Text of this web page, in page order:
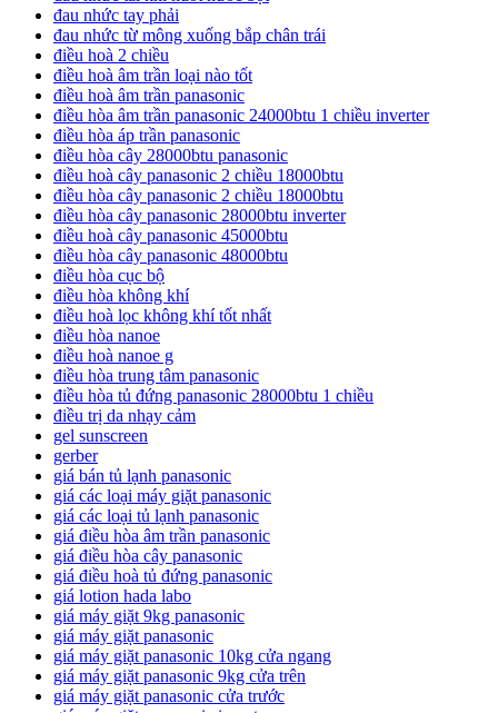
đau nhức tay phải
đau nhức từ mông xuống bắp chân trái
điều hoà 2 chiều
điều hoà âm trần loại nào tốt
điều hoà âm trần panasonic
điều hòa âm trần panasonic 24000btu 1 chiều inverter
điều hòa áp trần panasonic
điều hòa cây 28000btu panasonic
điều hoà cây panasonic 2 chiều 18000btu
điều hòa cây panasonic 2 chiều 18000btu
điều hòa cây panasonic 28000btu inverter
điều hoà cây panasonic 45000btu
điều hòa cây panasonic 48000btu
điều hòa cục bộ
điều hòa không khí
điều hoà lọc không khí tốt nhất
điều hòa nanoe
điều hoà nanoe g
điều hòa trung tâm panasonic
điều hòa tủ đứng panasonic 28000btu 1 chiều
điều trị da nhạy cảm
gel sunscreen
gerber
giá bán tủ lạnh panasonic
giá các loại máy giặt panasonic
giá các loại tủ lạnh panasonic
giá điều hòa âm trần panasonic
giá điều hòa cây panasonic
giá điều hoà tủ đứng panasonic
giá lotion hada labo
giá máy giặt 9kg panasonic
giá máy giặt panasonic
giá máy giặt panasonic 10kg cửa ngang
giá máy giặt panasonic 9kg cửa trên
giá máy giặt panasonic cửa trước